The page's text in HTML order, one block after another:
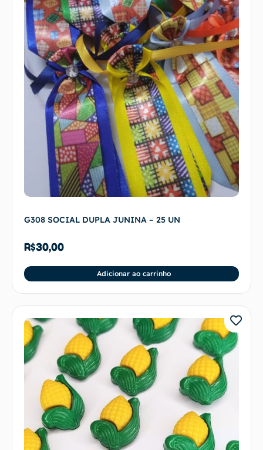
G308 SOCIAL DUPLA JUNINA – 25 UN
R$30,00
Adicionar ao carrinho